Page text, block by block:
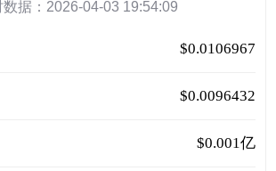
数据：2026-04-03 19:54:09
$0.0106967
$0.0096432
$0.001亿